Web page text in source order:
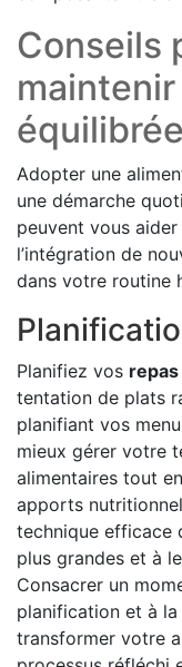
Conseils
Adopter une
une démarche
peuvent vous
l’intégration de
dans votre routine
Planifiez vos repas
tentation de plats
planifiant vos
mieux gérer votre
alimentaires tout
apports
technique efficace
plus grandes et à
Consacrer un
planification et à
transformer votre